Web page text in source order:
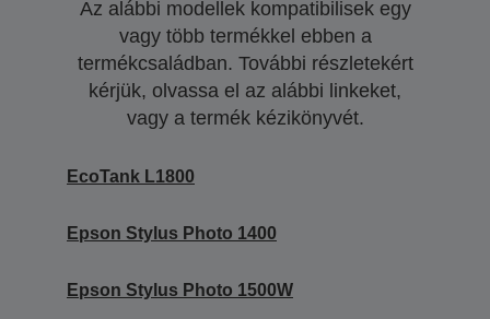
Az alábbi modellek kompatibilisek egy
vagy több termékkel ebben a
termékcsaládban. További részletekért
kérjük, olvassa el az alábbi linkeket,
vagy a termék kézikönyvét.
EcoTank L1800
Epson Stylus Photo 1400
Epson Stylus Photo 1500W